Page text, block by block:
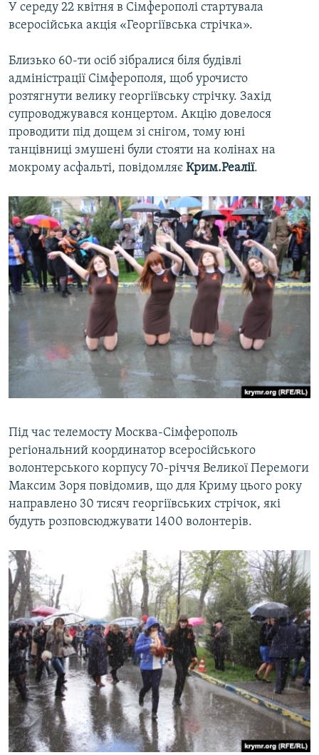
Усі сайти RFE/RL
У середу 22 квітня в Сімферополі стартувала
всеросійська акція «Георгіївська стрічка».
Близько 60-ти осіб зібралися біля будівлі
адміністрації Сімферополя, щоб урочисто
розтягнути велику георгіївську стрічку. Захід
супроводжувався концертом. Акцію довелося
проводити під дощем зі снігом, тому юні
танцівниці змушені були стояти на колінах на
мокрому асфальті, повідомляє Крим.Реалії.
​Під час телемосту Москва-Сімферополь
регіональний координатор всеросійського
волонтерського корпусу 70-річчя Великої Перемоги
Максим Зоря повідомив, що для Криму цього року
направлено 30 тисяч георгіївських стрічок, які
будуть розповсюджувати 1400 волонтерів.